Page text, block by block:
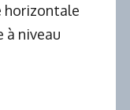
horizontale
à niveau